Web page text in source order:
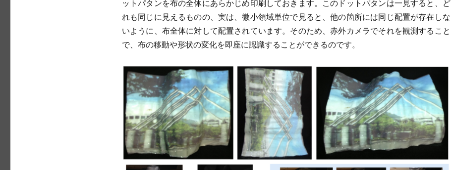
ットパタンを布の全体にあらかじめ印刷しておきます。このドットパタンは一見すると、ど
れも同じに見えるものの、実は、微小領域単位で見ると、他の箇所には同じ配置が存在しな
いように、布全体に対して配置されています。そのため、赤外カメラでそれを観測すること
で、布の移動や形状の変化を即座に認識することができるのです。